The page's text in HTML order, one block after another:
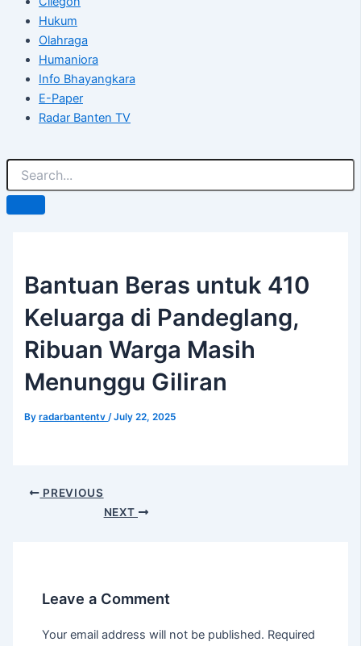
Hukum
Olahraga
Humaniora
Info Bhayangkara
E-Paper
Radar Banten TV
Bantuan Beras untuk 410
Keluarga di Pandeglang,
Ribuan Warga Masih
Menunggu Giliran
Byradarbantentv/July 22, 2025
PREVIOUS
NEXT
Leave a Comment
Your email address will not be published. Required